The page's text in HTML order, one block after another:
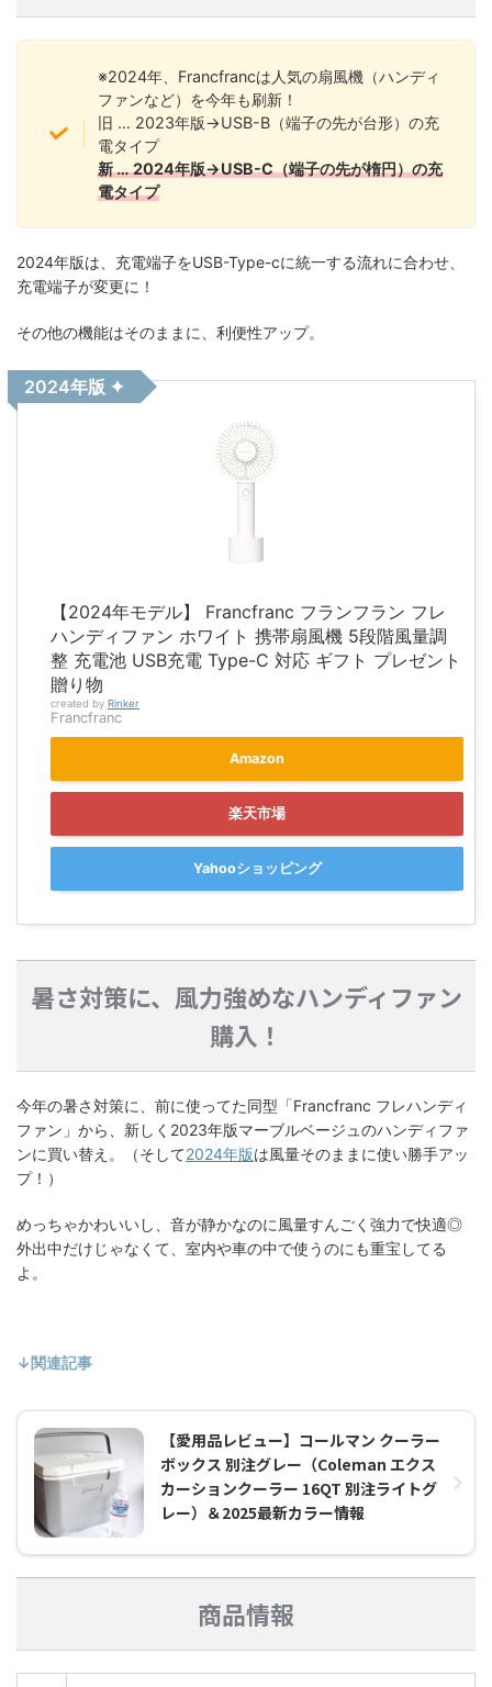
※2024年、Francfrancは人気の扇風機（ハンディ
ファンなど）を今年も刷新！
旧 … 2023年版→USB-B（端子の先が台形）の充
電タイプ
新 … 2024年版→USB-C（端子の先が楕円）の充
電タイプ
2024年版は、充電端子をUSB-Type-cに統一する流れに合わせ、
充電端子が変更に！
その他の機能はそのままに、利便性アップ。
【2024年モデル】 Francfranc フランフラン フレ
ハンディファン ホワイト 携帯扇風機 5段階風量調
整 充電池 USB充電 Type-C 対応 ギフト プレゼント
贈り物
created by Rinker
Francfranc
Amazon
楽天市場
Yahooショッピング
2024年版 ✦
暑さ対策に、風力強めなハンディファン
購入！
今年の暑さ対策に、前に使ってた同型「Francfranc フレハンディ
ファン」から、新しく2023年版マーブルベージュのハンディファ
ンに買い替え。（そして2024年版は風量そのままに使い勝手アッ
プ！）
めっちゃかわいいし、音が静かなのに風量すんごく強力で快適◎
外出中だけじゃなくて、室内や車の中で使うのにも重宝してる
よ。
↓関連記事
【愛用品レビュー】コールマン クーラー
ボックス 別注グレー（Coleman エクス
カーションクーラー 16QT 別注ライトグ
レー）＆2025最新カラー情報
商品情報